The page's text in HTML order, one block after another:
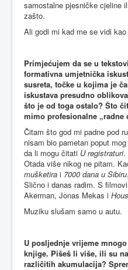
samostalne pjesničke cjeline
zašto.
Ali godi mi kad me se vidi
Primjećujem da se u
formativna umjetnička
susreta, točke u kojima je
iskustava presudno
što je od toga ostalo? Što
mimo profesionalne „radne
Čitam što god mi padne pod
nisam bio pametan poput
da li mogu čitati U registraturi.
Otada više nikog ne pitam.
mušketira i 7000 dana u Sibiru
Slično i danas radim. S
Akerman, Jonas Mekas i
Muziku slušam samo u autu.
U posljednje vrijeme
knjige. Pišeš li više, ili su
različitih akumulacija?